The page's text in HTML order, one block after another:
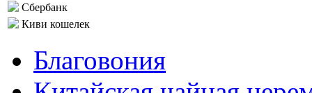
Сбербанк
Киви кошелек
Благовония